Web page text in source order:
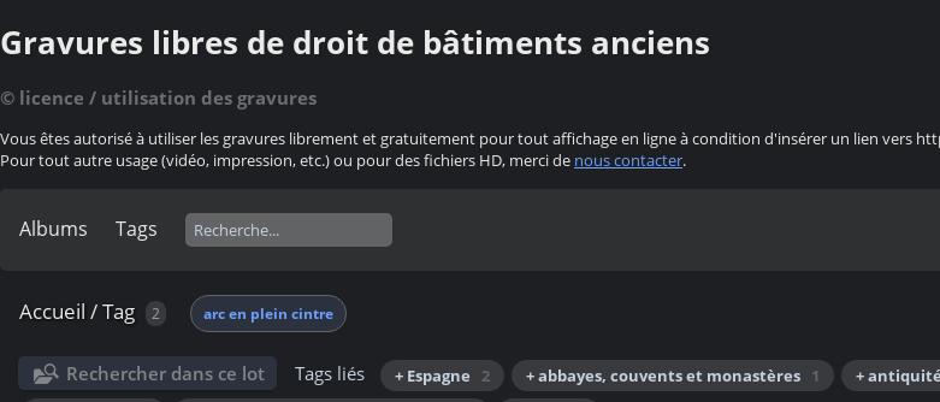
Gravures libres de droit de bâtiments anciens
© licence / utilisation des gravures
Vous êtes autorisé à utiliser les gravures librement et gratuitement pour tout affichage en ligne à condition d'insérer un lien vers
Pour tout autre usage (vidéo, impression, etc.) ou pour des fichiers HD, merci de nous contacter.
Albums Tags
Accueil /Tag 2 arc en plein cintre
Rechercher dans ce lot Tags liés + Espagne 2 + abbayes, couvents et monastères 1 +